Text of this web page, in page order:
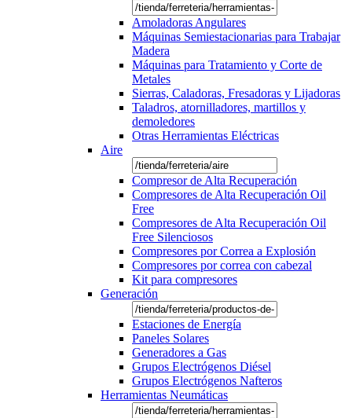
Amoladoras Angulares
Máquinas Semiestacionarias para Trabajar
Madera
Máquinas para Tratamiento y Corte de
Metales
Sierras, Caladoras, Fresadoras y Lijadoras
Taladros, atornilladores, martillos y
demoledores
Otras Herramientas Eléctricas
Aire
Compresor de Alta Recuperación
Compresores de Alta Recuperación Oil
Free
Compresores de Alta Recuperación Oil
Free Silenciosos
Compresores por Correa a Explosión
Compresores por correa con cabezal
Kit para compresores
Generación
Estaciones de Energía
Paneles Solares
Generadores a Gas
Grupos Electrógenos Diésel
Grupos Electrógenos Nafteros
Herramientas Neumáticas